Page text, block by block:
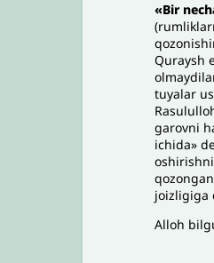
«Bir
Quraysh
tuyalar
garovni
ichida»
joizligiga
Alloh